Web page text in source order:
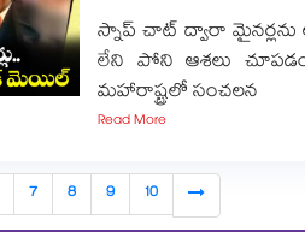
స్నాప్ చాట్ ద్వారా
లేని పోని ఆశలు
మహారాష్ట్రలో సంచలన
Read More
7 8 9 10